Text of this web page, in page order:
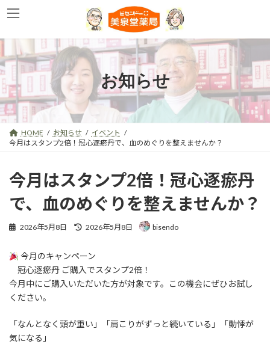
ン
ン
ツ
へ
ス
キ
ッ
プ
ビ
ー
シ
ョ
ン
に
移
動
お知らせ
HOME お知らせ
イベント
今月はスタンプ2倍！冠心逐瘀丹で、血のめぐりを整えませんか？
今月はスタンプ2倍！冠心逐瘀丹
で、血のめぐりを整えませんか？
2026年5月8日
最
新
日
時
:
2026年5月8日 bisendo
今月のキャンペーン
冠心逐瘀丹 ご購入でスタンプ2倍！
今月中にご購入いただいた方が対象です。この機会にぜひお試し
ください。
「なんとなく頭が重い」「肩こりがずっと続いている」「動悸が
気になる」